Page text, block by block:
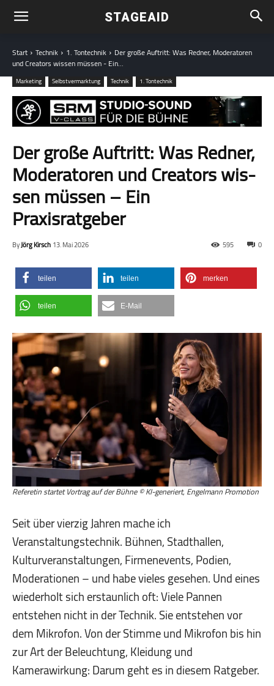
STAGEAID
Start Technik 1. Tontechnik Der große Auftritt: Was Red­ner, Mode­ra­to­ren
und Crea­tors wis­sen müs­sen - Ein...
Marketing Selbstvermarktung Technik 1. Tontechnik
Der große Auftritt: Was Red­ner,
Mode­ra­to­ren und Crea­tors wis­
sen müs­sen – Ein
Praxisratgeber
ByJörg Kirsch 13. Mai 2026 0
595
teilen teilen merken
teilen E-Mail
Referetin startet Vortrag auf der Bühne © KI-generiert, Engelmann Promotion
Seit über vierzig Jahren mache ich
Veranstaltungstechnik. Bühnen, Stadthallen,
Kulturveranstaltungen, Firmenevents, Podien,
Moderationen – und habe vieles gesehen. Und eines
wiederholt sich erstaunlich oft: Viele Pannen
entstehen nicht in der Technik. Sie entstehen vor
dem Mikrofon. Von der Stimme und Mikrofon bis hin
zur Art der Beleuchtung, Kleidung und
Kamerawirkung: Darum geht es in diesem Ratgeber.